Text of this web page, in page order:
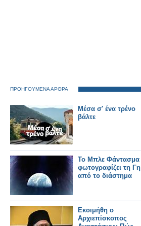
ΠΡΟΗΓΟΥΜΕΝΑ ΑΡΘΡΑ
Μέσα σ' ένα τρένο
βάλτε
Το Μπλε Φάντασμα
φωτογραφίζει τη Γη
από το διάστημα
Εκοιμήθη ο
Αρχιεπίσκοπος